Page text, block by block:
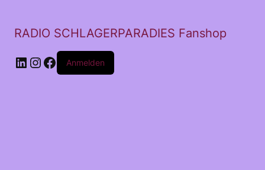
RADIO SCHLAGERPARADIES Fanshop
LinkedIn
Instagram
Facebook
Anmelden